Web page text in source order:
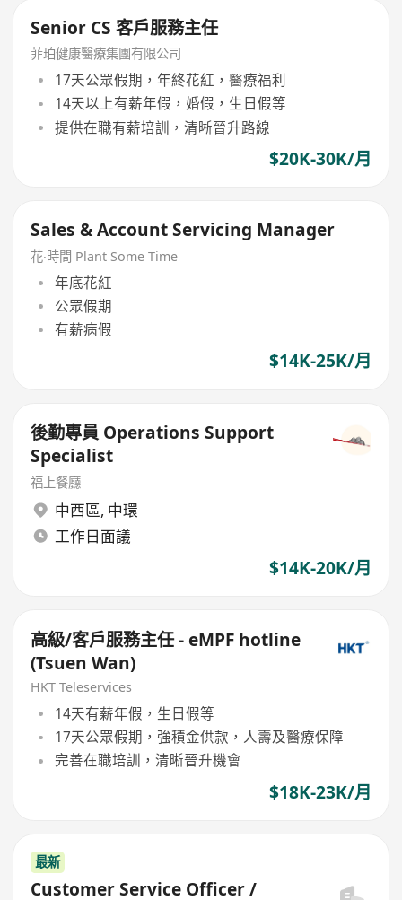
Senior CS 客戶服務主任
菲珀健康醫療集團有限公司
17天公眾假期，年終花紅，醫療福利
14天以上有薪年假，婚假，生日假等
提供在職有薪培訓，清晰晉升路線
$20K-30K/月
Sales & Account Servicing Manager
花‧時間 Plant Some Time
年底花紅
公眾假期
有薪病假
$14K-25K/月
後勤專員 Operations Support
Specialist
​福上餐廳
中西區, 中環
工作日面議
$14K-20K/月
高級/客戶服務主任 - eMPF hotline
(Tsuen Wan)
HKT Teleservices
14天有薪年假，生日假等
17天公眾假期，強積金供款，人壽及醫療保障
完善在職培訓，清晰晉升機會
$18K-23K/月
最新
Customer Service Officer /